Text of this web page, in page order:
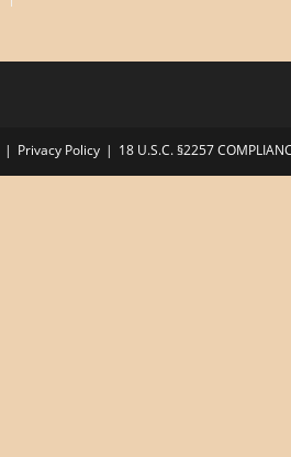
Privacy Policy 18 U.S.C. §2257